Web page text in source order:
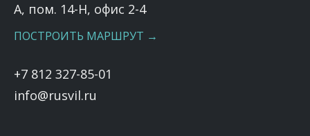
А, пом. 14-Н, офис 2-4
ПОСТРОИТЬ МАРШРУТ →
+7 812 327-85-01
info@rusvil.ru